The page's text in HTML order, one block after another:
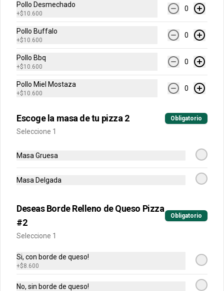
Pancitos De Cinnamon
Pancitos x6 de ajo o cinnamon
preparados con nuestra deliciosa masa
de pizza
Postres
Pollo Desmechado
+$10.600
0
Pollo Buffalo
+$10.600
0
Pollo Bbq
+$10.600
0
Pollo Miel Mostaza
+$10.600
0
Escoge la masa de tu pizza 2 Obligatorio
Seleccione 1
Masa Gruesa
Masa Delgada
Deseas Borde Relleno de Queso Pizza
#2
Obligatorio
Seleccione 1
Si, con borde de queso!
+$8.600
No, sin borde de queso!